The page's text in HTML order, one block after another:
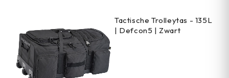
Tactische Trolleytas - 135L
| Defcon5 | Zwart